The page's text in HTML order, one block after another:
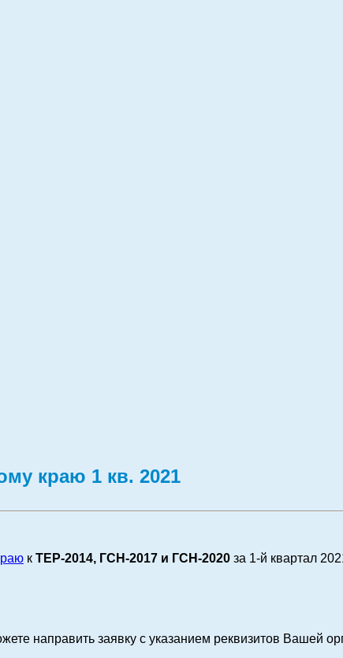
краю 1 кв. 2021
к ТЕР-2014, ГСН-2017 и ГСН-2020 за 1-й квартал
направить заявку с указанием реквизитов Вашей